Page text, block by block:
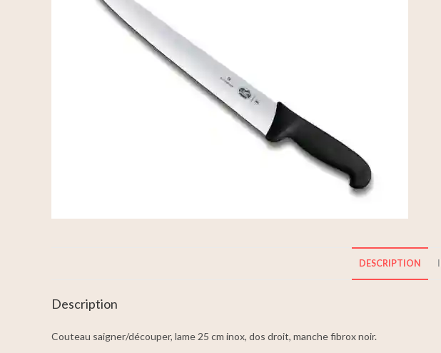
DESCRIPTION
Description
Couteau saigner/découper, lame 25 cm inox, dos droit, manche fibrox noir.